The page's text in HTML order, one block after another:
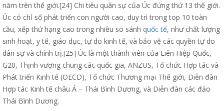
năm trên thế giới.[24] Chi tiêu quân sự của Úc đứng thứ 13 thế giới.
Úc có chỉ số phát triển con người cao, duy trì trong top 10 toàn
cầu, xếp thứ hạng cao trong nhiều so sánh quốc tế, như chất lượng
sinh hoạt, y tế, giáo dục, tự do kinh tế, và bảo vệ các quyền tự do
dân sự và chính trị.[25] Úc là một thành viên của Liên Hiệp Quốc,
G20, Thịnh vượng chung các quốc gia, ANZUS, Tổ chức Hợp tác và
Phát triển Kinh tế (OECD), Tổ chức Thương mại Thế giới, Diễn đàn
Hợp tác Kinh tế châu Á – Thái Bình Dương, và Diễn đàn các đảo
Thái Bình Dương.